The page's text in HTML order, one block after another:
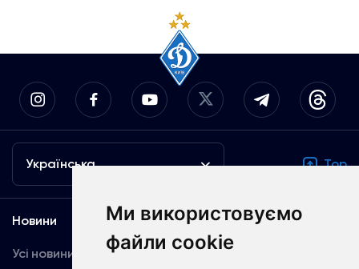
Ми використовуємо
файли cookie
Українська Top
Новини
Усі новини
Медіа
Динамо TV